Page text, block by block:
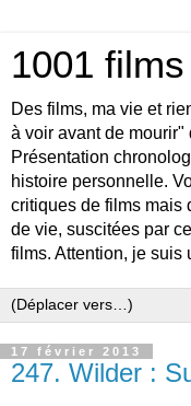
1001 films
Des films, ma vie et
à voir avant de mourir"
Présentation
histoire personnelle.
critiques de films mais
de vie, suscitées par
films. Attention, je suis
17 février 2013
247. Wilder :